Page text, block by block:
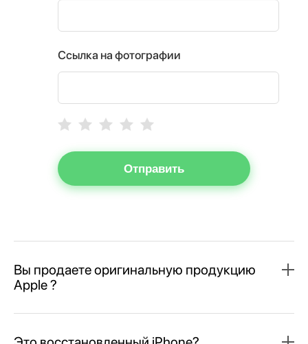
Ссылка на фотографии
Отправить
Вы продаете оригинальную продукцию
Apple ?